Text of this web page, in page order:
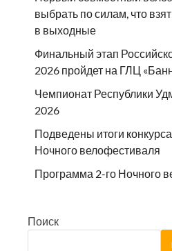
выбрать по силам, что
в выходные
Финальный этап
2026 пройдет на ГЛЦ
Чемпионат Республики
2026
Подведены итоги
Ночного велофестиваля
Программа 2-го Ночного
Поиск